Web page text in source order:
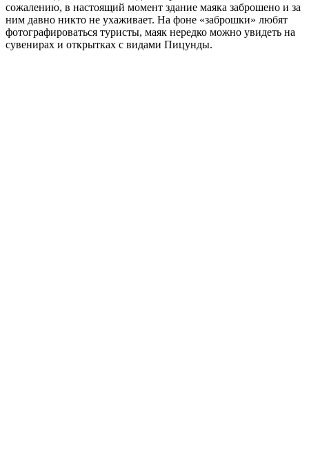
сожалению, в настоящий момент здание маяка заброшено и за
ним давно никто не ухаживает. На фоне «заброшки» любят
фотографироваться туристы, маяк нередко можно увидеть на
сувенирах и открытках с видами Пицунды.